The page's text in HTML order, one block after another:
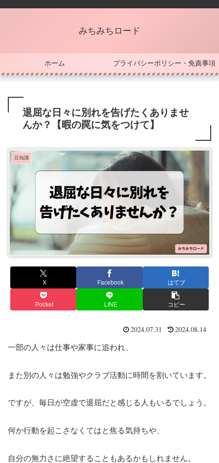
みちみちロード
ホーム プライバシーポリシー・免責事項
退屈な日々に別れを告げたくありませ
んか？【暇の罠に気をつけて】
豆知識
X Facebook はてブ
Pocket LINE コピー
2024.07.31 2024.08.14
一部の人々は仕事や家事に追われ、
また別の人々は勉強やクラブ活動に時間を割いています。
ですが、毎日が空虚で退屈だと感じる人もいるでしょう。
何か行動を起こさなくてはと焦る気持ちや、
自分の無力さに絶望することもあるかもしれません。